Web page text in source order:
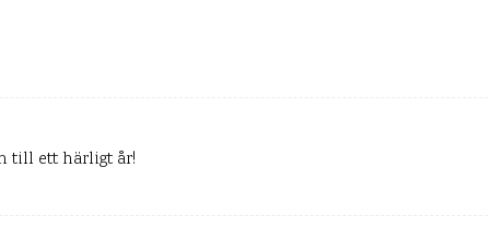
till ett härligt år!